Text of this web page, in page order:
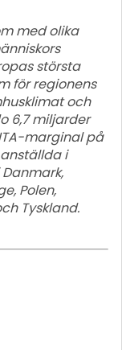
med olika
största
för regionens
och
6,7 miljarder
marginal på
i
Polen,
Tyskland.